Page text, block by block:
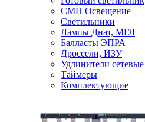
CMH Освещение
Светильники
Лампы Днат, МГЛ
Балласты ЭПРА
Дроссели, ИЗУ
Удлинители сетевые
Таймеры
Комплектующие